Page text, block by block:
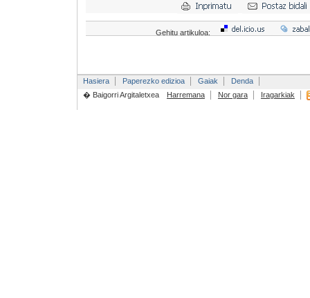
Gehitu artikuloa:
Hasiera Paperezko edizioa Gaiak
Denda
� Baigorri Argitaletxea
Harremana Nor gara Iragarkiak